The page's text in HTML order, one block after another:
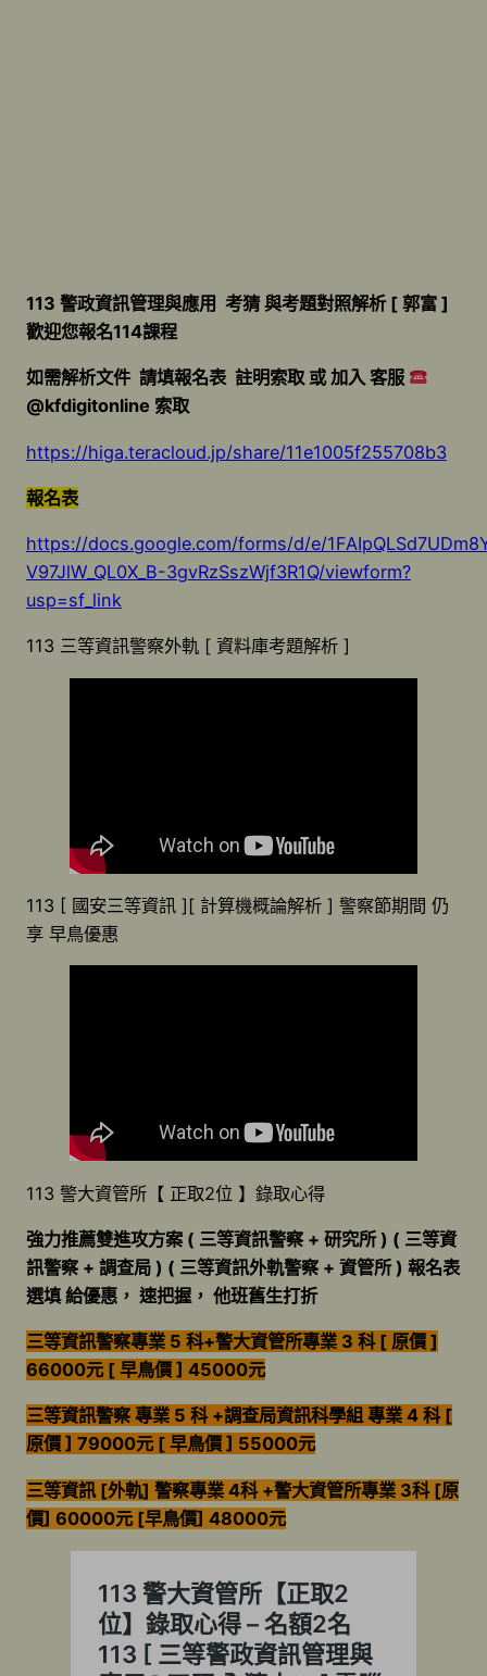
113 警政資訊管理與應用 考猜 與考題對照解析 [ 郭富 ]
歡迎您報名114課程
如需解析文件 請填報名表 註明索取 或 加入 客服
@kfdigitonline 索取
https://higa.teracloud.jp/share/11e1005f255708b3
報名表
https://docs.google.com/forms/d/e/
V97JlW_QL0X_B-3gvRzSszWjf3R1Q/viewform?
usp=sf_link
113 三等資訊警察外軌 [ 資料庫考題解析 ]
113 [ 國安三等資訊 ][ 計算機概論解析 ] 警察節期間 仍
享 早鳥優惠
113 警大資管所【 正取2位 】錄取心得
強力推薦雙進攻方案 ( 三等資訊警察 + 研究所 ) ( 三等資
訊警察 + 調查局 ) ( 三等資訊外軌警察 + 資管所 ) 報名表
選填 給優惠， 速把握， 他班舊生打折
三等資訊警察專業 5 科+警大資管所專業 3 科 [ 原價 ]
66000元 [ 早鳥價 ] 45000元
三等資訊警察 專業 5 科 +調查局資訊科學組 專業 4 科 [
原價 ] 79000元 [ 早鳥價 ] 55000元
三等資訊 [外軌] 警察專業 4科 +警大資管所專業 3科 [原
價] 60000元 [早鳥價] 48000元